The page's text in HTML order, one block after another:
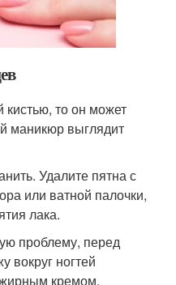
кистью, то он может
маникюр выглядит
Удалите пятна с
или ватной палочки,
лака.
проблему, перед
вокруг ногтей
кремом.